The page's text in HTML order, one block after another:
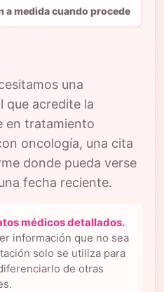
medida cuando procede
una
que acredite la
en tratamiento
oncología, una cita
donde pueda verse
fecha reciente.
médicos detallados.
información que no sea
solo se utiliza para
de otras